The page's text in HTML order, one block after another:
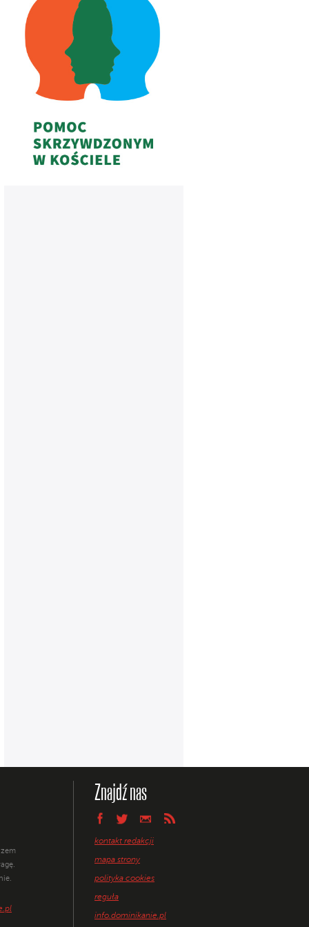
Znajdź nas
kontakt redakcji
mapa strony
polityka cookies
reguła
info.dominikanie.pl